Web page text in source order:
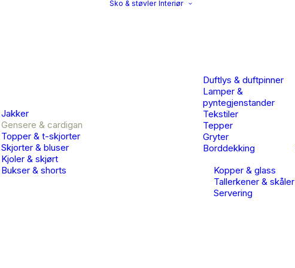
Jakker
Gensere & cardigan
Topper & t-skjorter
Skjorter & bluser
Kjoler & skjørt
Bukser & shorts
Sko & støvler Interiør
Duftlys & duftpinner
Lamper &
pyntegjenstander
Tekstiler
Tepper
Gryter
Borddekking
Kopper & glass
Tallerkener & skåler
Servering